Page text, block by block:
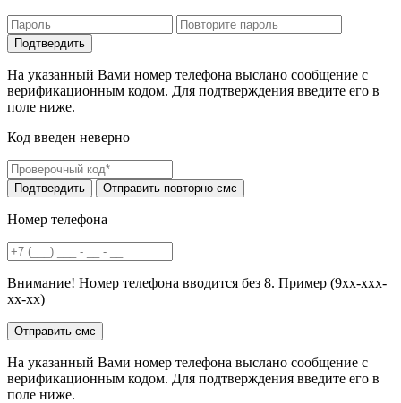
На указанный Вами номер телефона выслано сообщение с
верификационным кодом. Для подтверждения введите его в
поле ниже.
Код введен неверно
Номер телефона
Внимание! Номер телефона вводится без 8. Пример (9хх-ххх-
хх-хх)
На указанный Вами номер телефона выслано сообщение с
верификационным кодом. Для подтверждения введите его в
поле ниже.